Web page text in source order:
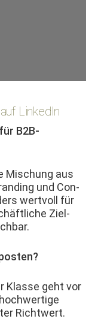
LinkedIn
B2B-
Mis­chung aus
und Con­
wertvoll für
Ziel­
Klasse geht vor
Richtwert.